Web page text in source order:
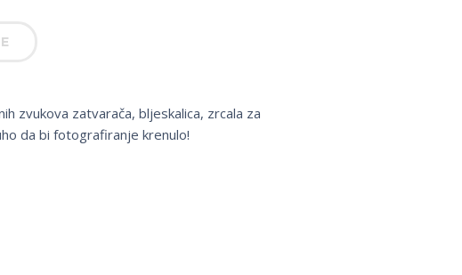
zvukova zatvarača, bljeskalica, zrcala za
da bi fotografiranje krenulo!